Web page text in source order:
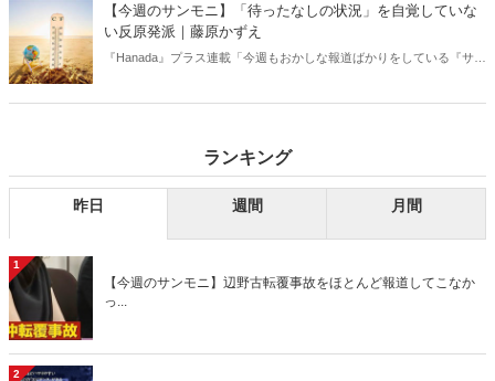
【今週のサンモニ】「待ったなしの状況」を自覚していな
い反原発派｜藤原かずえ
『Hanada』プラス連載「今週もおかしな報道ばかりをしている『サン
ランキング
昨日 週間 月間
1
【今週のサンモニ】辺野古転覆事故をほとんど報道してこなか
っ...
2